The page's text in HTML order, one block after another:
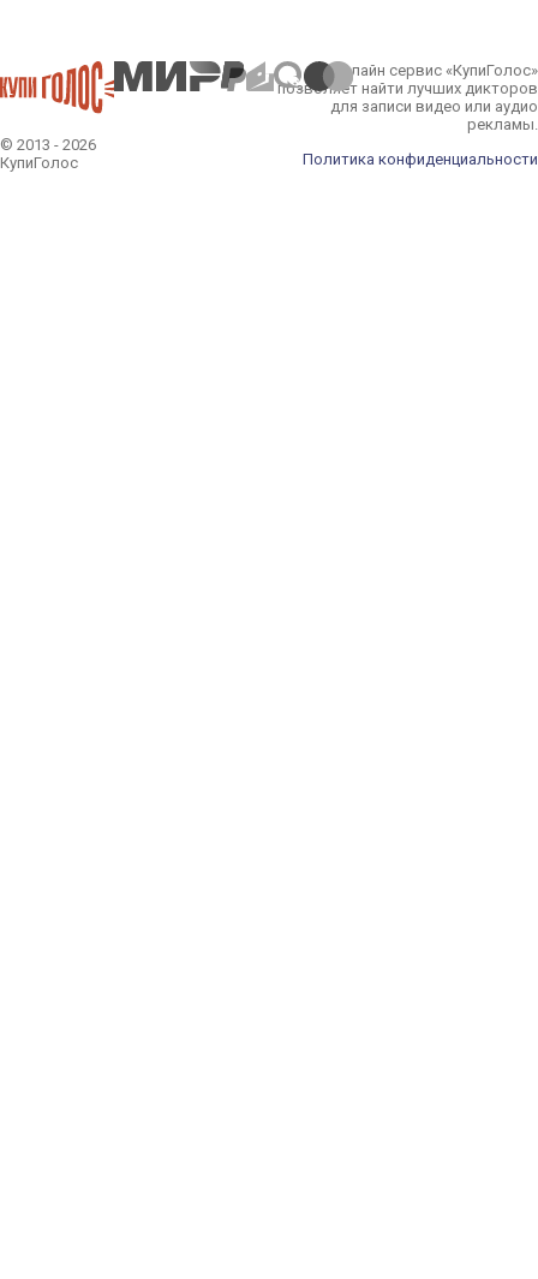
© 2013 - 2026
КупиГолос
Онлайн сервис «КупиГолос»
позволяет найти лучших дикторов
для записи видео или аудио
рекламы.
Политика конфиденциальности